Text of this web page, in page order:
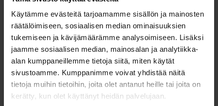
Käytämme evästeitä tarjoamamme sisällön ja mainosten
räätälöimiseen, sosiaalisen median ominaisuuksien
tukemiseen ja kävijämäärämme analysoimiseen. Lisäksi
jaamme sosiaalisen median, mainosalan ja analytiikka-
alan kumppaneillemme tietoja siitä, miten käytät
sivustoamme. Kumppanimme voivat yhdistää näitä
tietoja muihin tietoihin, joita olet antanut heille tai joita on
kerätty, kun olet käyttänyt heidän palvelujaan.
saavat siis tiedot muun muassa telineiden ja sääsuojien
mitoituksista ja rakenteista, kohteessa tarvittavasta
kalustosta sekä aikatauluista ja vastuista jo hyvissä ajoin
ennakkoon.
Selkeä ja yhdessä jaettu kokonaiskuva tekee